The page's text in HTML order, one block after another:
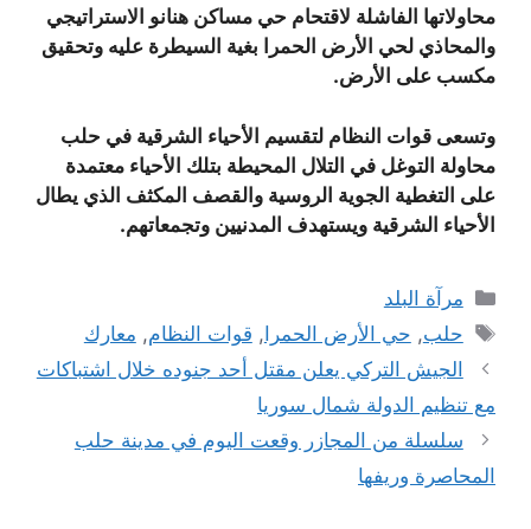
محاولاتها الفاشلة لاقتحام حي مساكن هنانو الاستراتيجي
والمحاذي لحي الأرض الحمرا بغية السيطرة عليه وتحقيق
مكسب على الأرض.
وتسعى قوات النظام لتقسيم الأحياء الشرقية في حلب
محاولة التوغل في التلال المحيطة بتلك الأحياء معتمدة
على التغطية الجوية الروسية والقصف المكثف الذي يطال
الأحياء الشرقية ويستهدف المدنيين وتجمعاتهم.
التصنيفات
مرآة البلد
الوسوم
حلب, حي الأرض الحمرا, قوات النظام, معارك
الجيش التركي يعلن مقتل أحد جنوده خلال اشتباكات
مع تنظيم الدولة شمال سوريا
سلسلة من المجازر وقعت اليوم في مدينة حلب
المحاصرة وريفها